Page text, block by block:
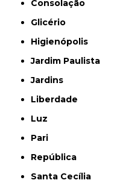
Consolação
Glicério
Higienópolis
Jardim Paulista
Jardins
Liberdade
Luz
Pari
República
Santa Cecília